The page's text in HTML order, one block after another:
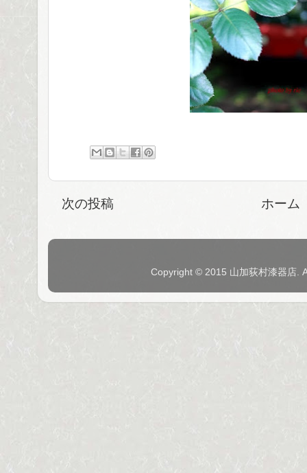
次の投稿 ホーム
Copyright © 2015 山加荻村漆器店.